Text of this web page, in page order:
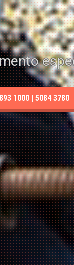
1000 | 5084 3780